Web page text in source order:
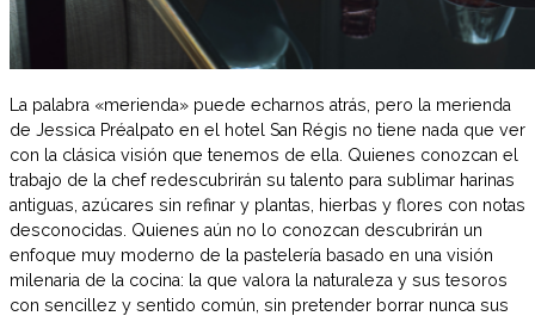
La palabra «merienda» puede echarnos atrás, pero la merienda
de Jessica Préalpato en el hotel San Régis no tiene nada que ver
con la clásica visión que tenemos de ella. Quienes conozcan el
trabajo de la chef redescubrirán su talento para sublimar harinas
antiguas, azúcares sin refinar y plantas, hierbas y flores con notas
desconocidas. Quienes aún no lo conozcan descubrirán un
enfoque muy moderno de la pastelería basado en una visión
milenaria de la cocina: la que valora la naturaleza y sus tesoros
con sencillez y sentido común, sin pretender borrar nunca sus